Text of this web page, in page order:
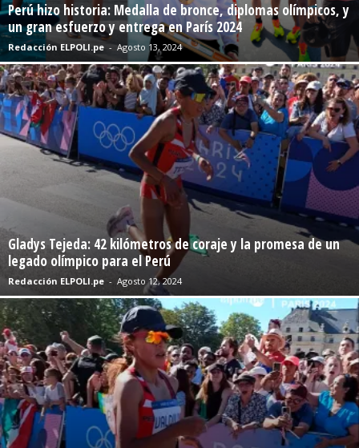
Perú hizo historia: Medalla de bronce, diplomas olímpicos, y
un gran esfuerzo y entrega en París 2024
Redacción ELPOLI.pe - Agosto 13, 2024
Gladys Tejeda: 42 kilómetros de coraje y la promesa de un
legado olímpico para el Perú
Redacción ELPOLI.pe - Agosto 12, 2024